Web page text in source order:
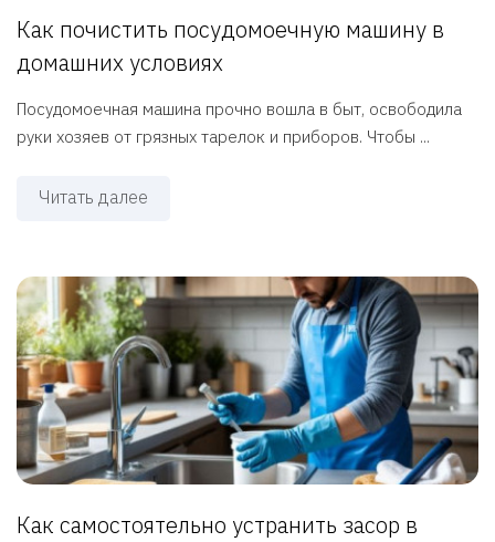
Как почистить посудомоечную машину в
домашних условиях
Посудомоечная машина прочно вошла в быт, освободила
руки хозяев от грязных тарелок и приборов. Чтобы ...
Читать далее
Как самостоятельно устранить засор в